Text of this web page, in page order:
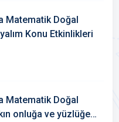
Matematik Doğal
Konu Etkinlikleri
Matematik Doğal
onluğa ve yüzlüğe